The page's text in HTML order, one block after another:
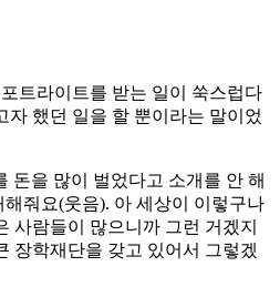
트라이트를 받는 일이 쑥스럽다
자 했던 일을 할 뿐이라는 말이었
돈을 많이 벌었다고 소개를 안 해
줘요(웃음). 아 세상이 이렇구나
사람들이 많으니까 그런 거겠지
장학재단을 갖고 있어서 그렇겠